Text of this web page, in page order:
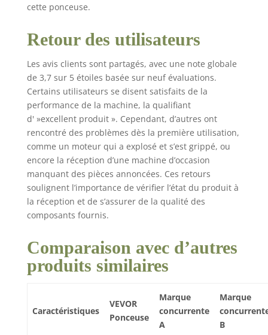
meulage conçu pour la
échelle et les travaux
de coin. Le disque de
meulage léger avec un
diamètre extérieur de
φ7"/180 mm permet
un meulage précis des
coins intérieurs et
extérieurs. Hauteur
réglable : dites adieu
aux mains fatiguées.
Notre polisseuse de
sol est dotée d'une
fonctionnement
confortable à long
terme. Il peut être
répondre à différentes
exigences de hauteur
et gérer des rayons de
cette ponceuse.
Retour des utilisateurs
Les avis clients sont partagés, avec une note globale
de 3,7 sur 5 étoiles basée sur neuf évaluations.
Certains utilisateurs se disent satisfaits de la
performance de la machine, la qualifiant
d' »excellent produit ». Cependant, d’autres ont
rencontré des problèmes dès la première utilisation,
comme un moteur qui a explosé et s’est grippé, ou
encore la réception d’une machine d’occasion
manquant des pièces annoncées. Ces retours
soulignent l’importance de vérifier l’état du produit à
la réception et de s’assurer de la qualité des
composants fournis.
Comparaison avec d’autres
produits similaires
Caractéristiques
VEVOR
Ponceuse
Marque
concurrente
A
Marque
B